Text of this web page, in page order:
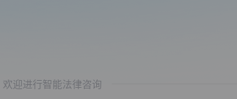
欢迎进行智能法律咨询